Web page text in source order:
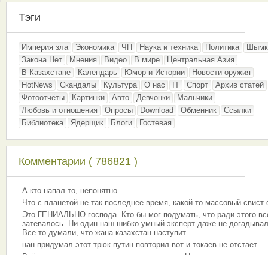
Тэги
Империя зла Экономика ЧП Наука и техника Политика
Закона.Нет
Мнения Видео В мире
Центральная Азия
В Казахстане
Календарь Юмор и Истории
Новости оружия
HotNews
Скандалы Культура О нас IT Спорт
Архив статей
Фотоотчёты
Картинки Авто Девчонки
Мальчики
Любовь и отношения
Опросы Download Обменник
Ссылки
Библиотека
Ядерщик Блоги Гостевая
Комментарии ( 786821 )
А кто напал то, непонятно
Что с планетой не так последнее время, какой-то массовый свист
Это ГЕНИАЛЬНО господа. Кто бы мог подумать, что ради этого
затевалось. Ни один наш шибко умный эксперт даже не
Все то думали, что жана казахстан наступит
нан придумал этот трюк путин повторил вот и токаев не отстает